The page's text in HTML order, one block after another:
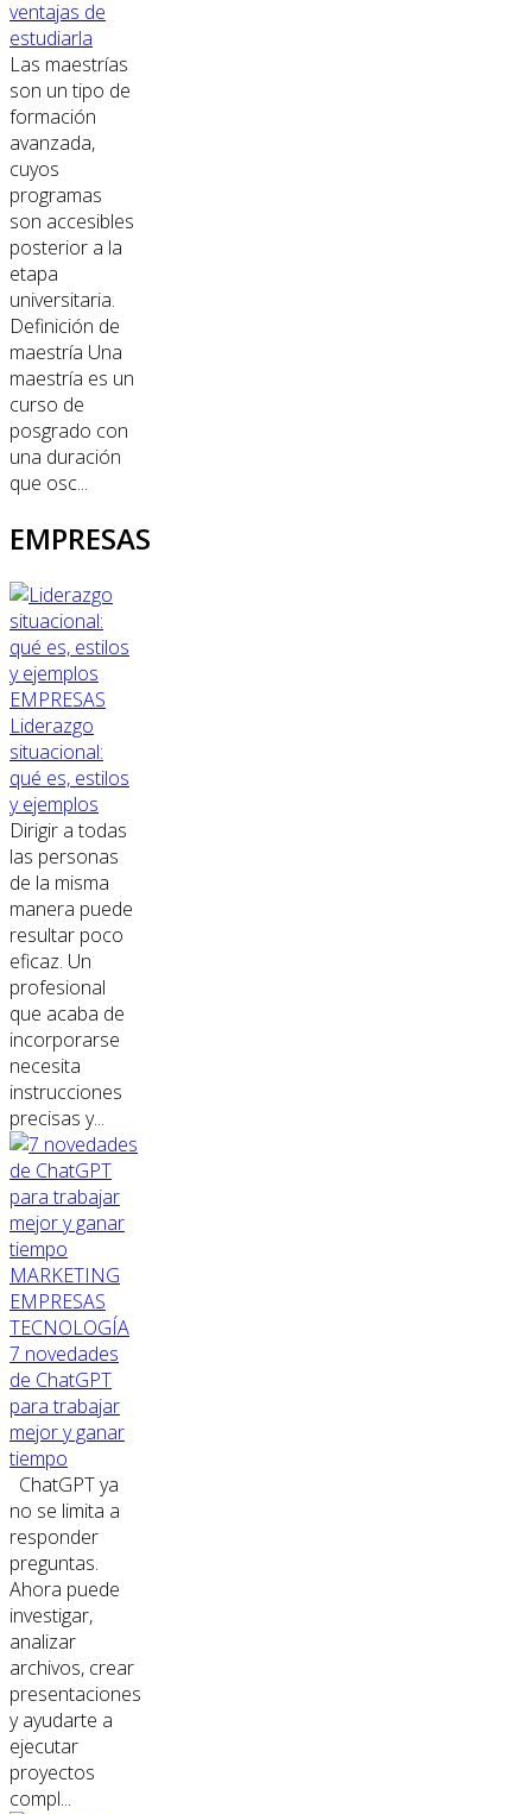
ventajas de
estudiarla
Las maestrías
son un tipo de
formación
avanzada,
cuyos
programas
son accesibles
posterior a la
etapa
universitaria.
Definición de
maestría Una
maestría es un
curso de
posgrado con
una duración
que osc...
EMPRESAS
EMPRESAS
Liderazgo
situacional:
qué es, estilos
y ejemplos
Dirigir a todas
las personas
de la misma
manera puede
resultar poco
eficaz. Un
profesional
que acaba de
incorporarse
necesita
instrucciones
precisas y...
MARKETING
EMPRESAS
TECNOLOGÍA
7 novedades
de ChatGPT
para trabajar
mejor y ganar
tiempo
ChatGPT ya
no se limita a
responder
preguntas.
Ahora puede
investigar,
analizar
archivos, crear
presentaciones
y ayudarte a
ejecutar
proyectos
compl...